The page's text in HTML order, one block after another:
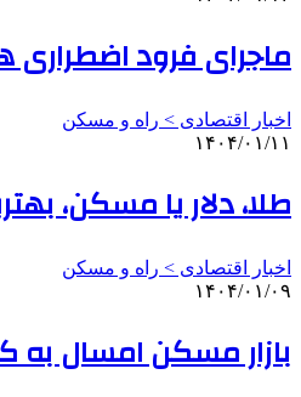
ماجرای فرود اضطراری
اخبار اقتصادی > راه و مسکن
۱۴۰۴/۰۱/۱۱
طلا، دلار یا مسکن، بهترین سرمایه‌گذاری در
اخبار اقتصادی > راه و مسکن
۱۴۰۴/۰۱/۰۹
بازار مسکن امسال به